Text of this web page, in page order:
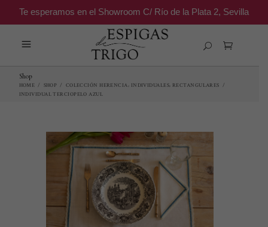
Te esperamos en el Showroom C/ Río de la Plata 2, Sevilla
Shop
HOME / SHOP / COLECCIÓN HERENCIA, INDIVIDUALES, RECTANGULARES /
INDIVIDUAL TERCIOPELO AZUL